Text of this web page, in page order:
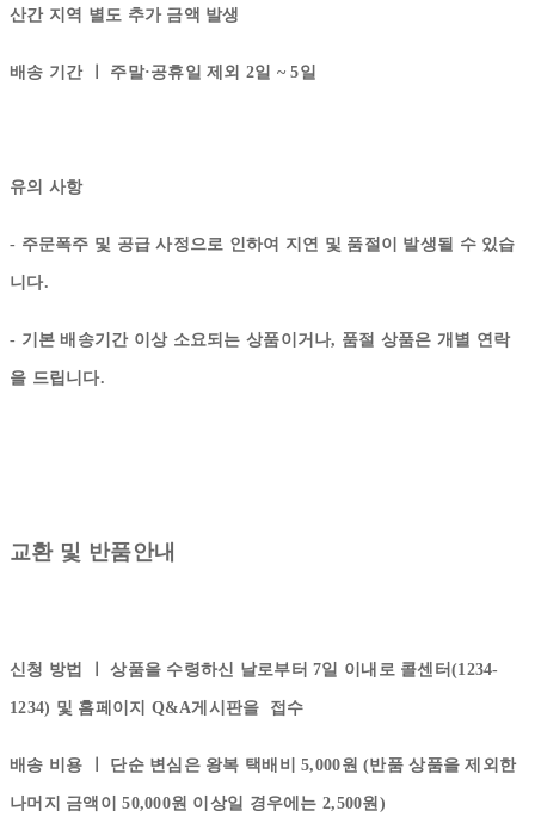
산간 지역 별도 추가 금액 발생
배송 기간 ㅣ 주말·공휴일 제외 2일 ~ 5일
유의 사항
- 주문폭주 및 공급 사정으로 인하여 지연 및 품절이 발생될 수 있습
니다.
- 기본 배송기간 이상 소요되는 상품이거나, 품절 상품은 개별 연락
을 드립니다.
교환 및 반품안내
신청 방법 ㅣ상품을 수령하신 날로부터 7일 이내로 콜센터(1234-
1234) 및 홈페이지 Q&A게시판을 접수
배송 비용 ㅣ 단순 변심은 왕복 택배비 5,000원 (반품 상품을 제외한
나머지 금액이 50,000원 이상일 경우에는 2,500원)